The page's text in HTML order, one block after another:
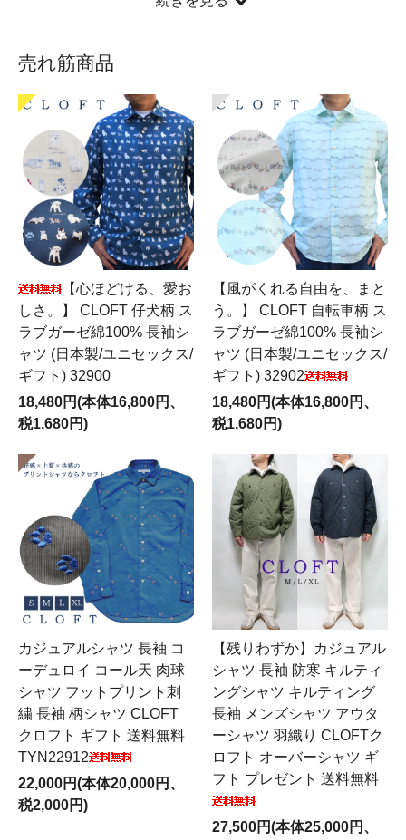
売れ筋商品
【心ほどける、愛お
しさ。】 CLOFT 仔犬柄 ス
ラブガーゼ綿100% 長袖シ
ャツ (日本製/ユニセックス/
ギフト) 32900
18,480円(本体16,800円、
税1,680円)
【風がくれる自由を、まと
う。】 CLOFT 自転車柄 ス
ラブガーゼ綿100% 長袖シ
ャツ (日本製/ユニセックス/
ギフト) 32902
18,480円(本体16,800円、
税1,680円)
カジュアルシャツ 長袖 コ
ーデュロイ コール天 肉球
シャツ フットプリント刺
繍 長袖 柄シャツ CLOFT
クロフト ギフト 送料無料
TYN22912
22,000円(本体20,000円、
税2,000円)
【残りわずか】カジュアル
シャツ 長袖 防寒 キルティ
ングシャツ キルティング
長袖 メンズシャツ アウタ
ーシャツ 羽織り CLOFTク
ロフト オーバーシャツ ギ
フト プレゼント 送料無料
27,500円(本体25,000円、